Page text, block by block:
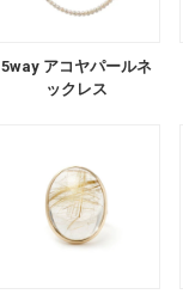
5way アコヤパールネ
ックレス